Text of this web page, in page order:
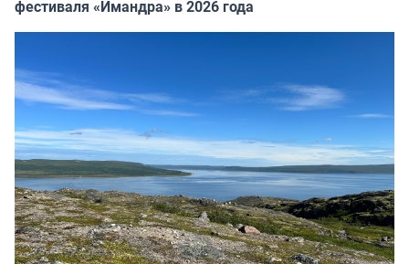
фестиваля «Имандра» в 2026 года